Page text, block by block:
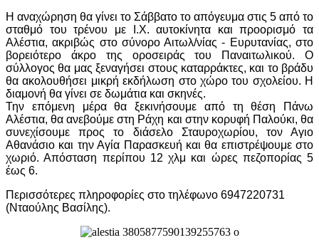
Η αναχώρηση θα γίνει το Σάββατο το απόγευμα στις 5 από το
σταθμό του τρένου με Ι.Χ. αυτοκίνητα και προορισμό τα
Αλέστια, ακριβώς στο σύνορο Αιτωλ/νίας - Ευρυτανίας, στο
βορειότερο άκρο της οροσειράς του Παναιτωλικού. Ο
σύλλογος θα μας ξεναγήσει στους καταρράκτες, και το βράδυ
θα ακολουθήσει μικρή εκδήλωση στο χώρο του σχολείου. Η
διαμονή θα γίνει σε δωμάτια και σκηνές.
Την επόμενη μέρα θα ξεκινήσουμε από τη θέση Πάνω
Αλέστια, θα ανεβούμε στη Ράχη και στην κορυφή Παλούκι, θα
συνεχίσουμε προς το διάσελο Σταυροχωρίου, τον Αγιο
Αθανάσιο και την Αγία Παρασκευή και θα επιστρέψουμε στο
χωριό. Απόσταση περίπου 12 χλμ και ώρες πεζοπορίας 5
έως 6.
Περισσότερες πληροφορίες στο τηλέφωνο 6947220731
(Νταούλης Βασίλης).